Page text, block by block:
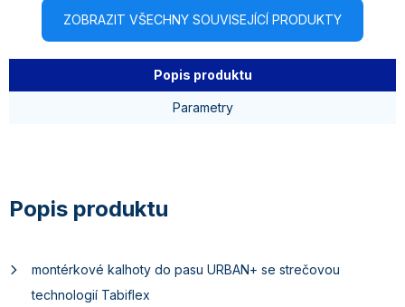
ZOBRAZIT VŠECHNY SOUVISEJÍCÍ PRODUKTY
Popis produktu
Parametry
montérkové kalhoty do pasu URBAN+ se strečovou
technologií Tabiflex